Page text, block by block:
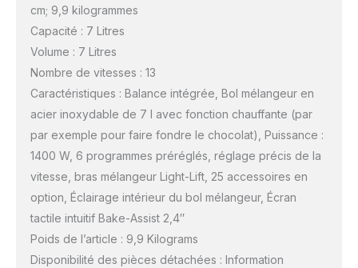
cm; 9,9 kilogrammes
Capacité : 7 Litres
Volume : 7 Litres
Nombre de vitesses : 13
Caractéristiques : Balance intégrée, Bol mélangeur en
acier inoxydable de 7 l avec fonction chauffante (par
par exemple pour faire fondre le chocolat), Puissance :
1400 W, 6 programmes préréglés, réglage précis de la
vitesse, bras mélangeur Light-Lift, 25 accessoires en
option, Éclairage intérieur du bol mélangeur, Écran
tactile intuitif Bake-Assist 2,4″
Poids de l’article : 9,9 Kilograms
Disponibilité des pièces détachées : Information